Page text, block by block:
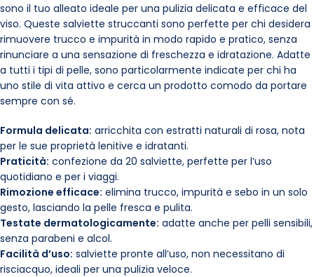
sono il tuo alleato ideale per una pulizia delicata e efficace del
viso. Queste salviette struccanti sono perfette per chi desidera
rimuovere trucco e impurità in modo rapido e pratico, senza
rinunciare a una sensazione di freschezza e idratazione. Adatte
a tutti i tipi di pelle, sono particolarmente indicate per chi ha
uno stile di vita attivo e cerca un prodotto comodo da portare
sempre con sé.
Formula delicata: arricchita con estratti naturali di rosa, nota
per le sue proprietà lenitive e idratanti.
Praticità: confezione da 20 salviette, perfette per l’uso
quotidiano e per i viaggi.
Rimozione efficace: elimina trucco, impurità e sebo in un solo
gesto, lasciando la pelle fresca e pulita.
Testate dermatologicamente: adatte anche per pelli sensibili,
senza parabeni e alcol.
Facilità d’uso: salviette pronte all’uso, non necessitano di
risciacquo, ideali per una pulizia veloce.